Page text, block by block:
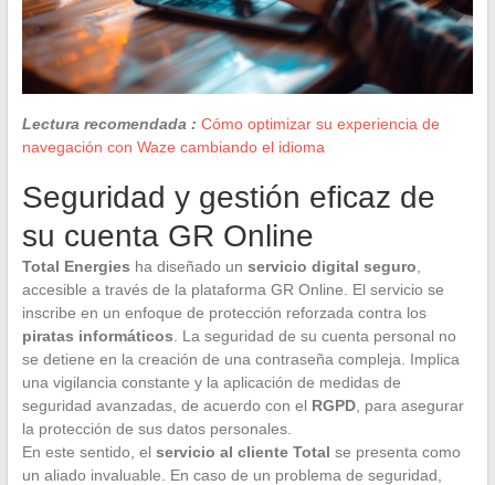
Lectura recomendada : Cómo optimizar su experiencia de
navegación con Waze cambiando el idioma
Seguridad y gestión eficaz de
su cuenta GR Online
Total Energies ha diseñado un servicio digital seguro
accesible a través de la plataforma GR Online. El servicio se
inscribe en un enfoque de protección reforzada contra los
piratas informáticos . La seguridad de su cuenta personal no
se detiene en la creación de una contraseña compleja. Implica
una vigilancia constante y la aplicación de medidas de
seguridad avanzadas, de acuerdo con el RGPD, para asegurar
la protección de sus datos personales.
En este sentido, el servicio al cliente Total se presenta como
un aliado invaluable. En caso de un problema de seguridad,